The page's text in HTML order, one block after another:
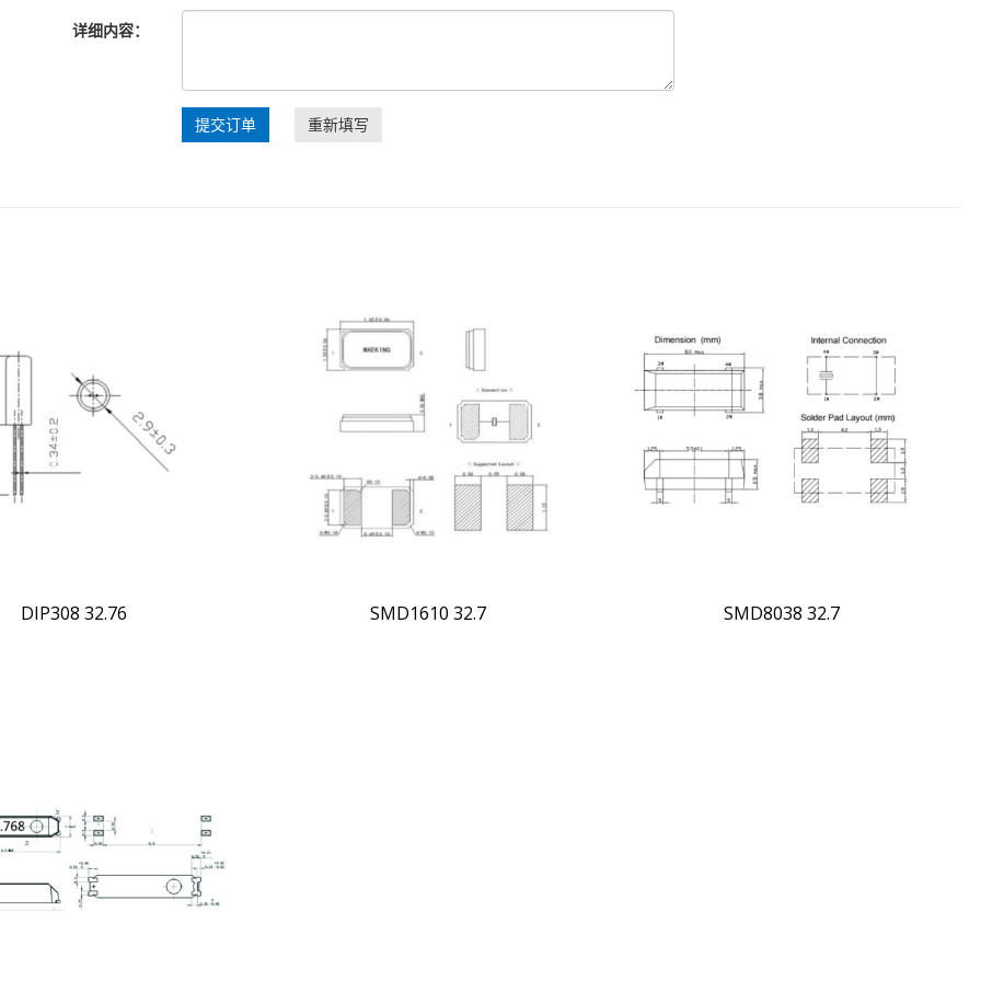
详细内容：
提交订单 重新填写
DIP308 32.76 SMD1610 32.7 SMD8038 32.7